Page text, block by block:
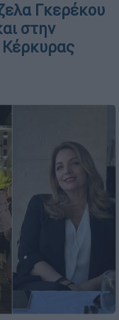
Γκερέκου
στην
Κέρκυρας